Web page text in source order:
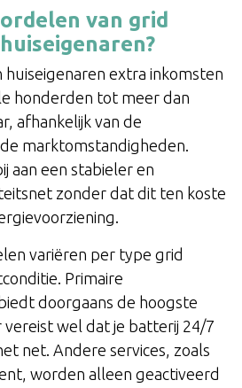
van grid
huiseigenaren extra inkomsten
honderden tot meer dan
afhankelijk van de
marktomstandigheden.
aan een stabieler en
zonder dat dit ten koste
variëren per type grid
Primaire
doorgaans de hoogste
wel dat je batterij 24/7
net. Andere services, zoals
worden alleen geactiveerd